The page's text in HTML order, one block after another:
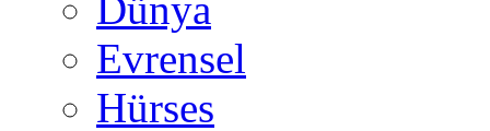
Dünya
Evrensel
Hürses